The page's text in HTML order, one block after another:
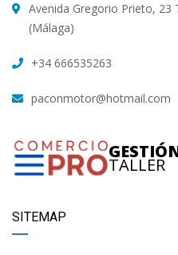
Avenida Gregorio Prieto, 23
(Málaga)
+34 666535263
paconmotor@hotmail.com
TALLER
SITEMAP